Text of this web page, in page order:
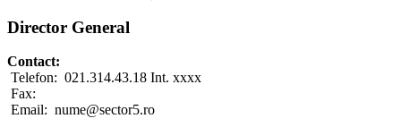
Director General
Contact:
Telefon: 021.314.43.18 Int. xxxx
Fax:
Email: nume@sector5.ro